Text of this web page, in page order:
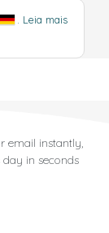
Leia mais
email instantly,
in seconds